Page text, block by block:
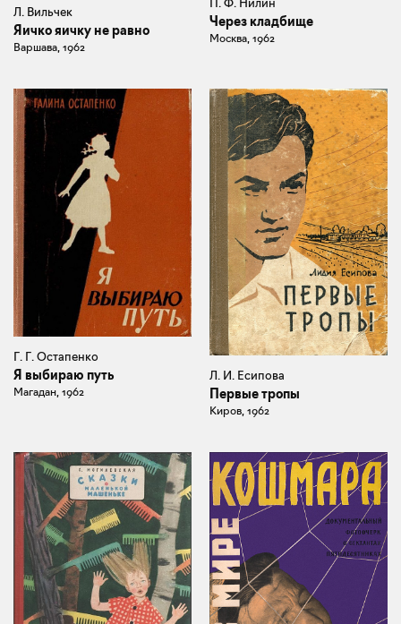
Л. Вильчек
Яичко яичку не равно
Варшава, 1962
Через кладбище
Москва, 1962
Г. Г. Остапенко
Я выбираю путь
Магадан, 1962
Л. И. Есипова
Первые тропы
Киров, 1962